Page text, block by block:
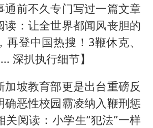
通前不久专门写过一篇文章
读：让全世界都闻风丧胆的
再登中国热搜！3鞭休克、
深扒执行细节】
加坡教育部更是出台重磅反
确恶性校园霸凌纳入鞭刑惩
关阅读：小学生“犯法”一样